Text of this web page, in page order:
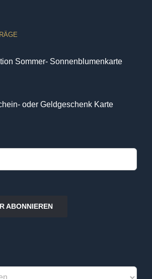
Sommer- Sonnenblumenkarte
oder Geldgeschenk Karte
ABONNIEREN